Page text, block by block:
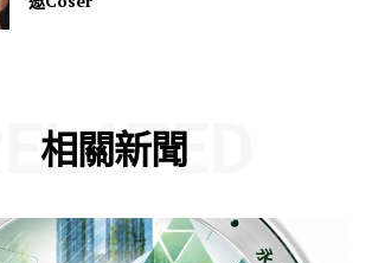
相關新聞
RELATED